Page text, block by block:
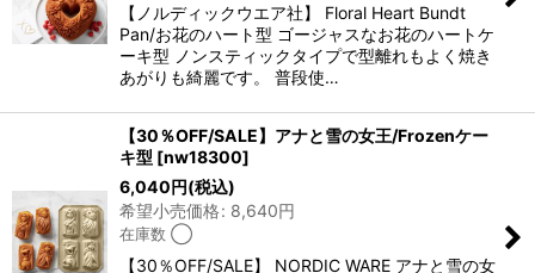
【ノルディックウエア社】 Floral Heart Bundt
Pan/お花のハート型 ゴージャスなお花のハートケ
ーキ型 ノンスティックタイプで型離れもよく焼き
あがりも綺麗です。 普段使…
【30％OFF/SALE】アナと雪の女王/Frozenケー
キ型 [nw18300]
6,040円(税込)
希望小売価格: 8,640円
在庫数 ◯
【30％OFF/SALE】 NORDIC WARE アナと雪の女